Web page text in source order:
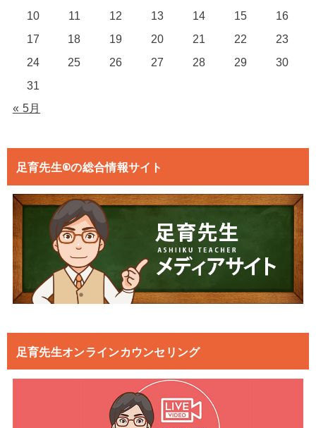
10
11 12 13 14 15
16
17
18 19 20 21 22
23
24
25 26 27 28 29
30
31
« 5月
足育先生®の総合情報サイト
足育先生オンラインカウンセリング